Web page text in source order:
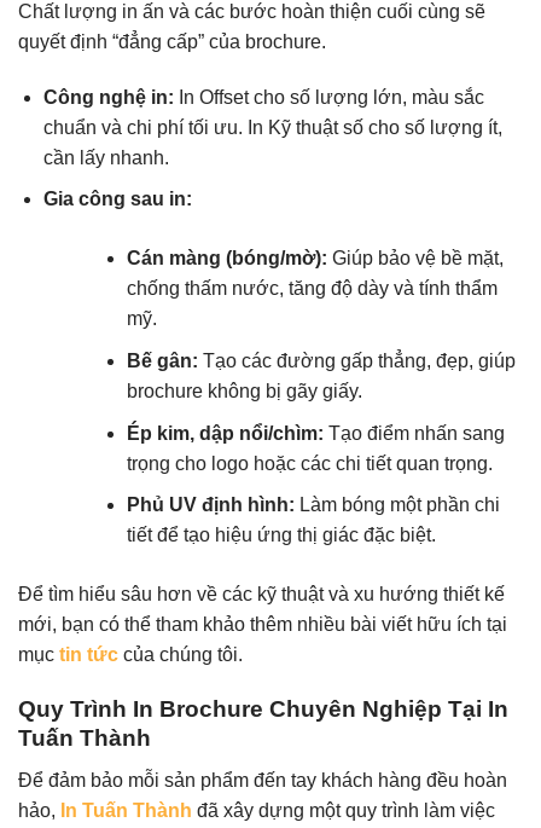
Chất lượng in ấn và các bước hoàn thiện cuối cùng sẽ
quyết định “đẳng cấp” của brochure.
Công nghệ in: In Offset cho số lượng lớn, màu sắc
chuẩn và chi phí tối ưu. In Kỹ thuật số cho số lượng ít,
cần lấy nhanh.
Gia công sau in:
Cán màng (bóng/mờ): Giúp bảo vệ bề mặt,
chống thấm nước, tăng độ dày và tính thẩm
mỹ.
Bế gân: Tạo các đường gấp thẳng, đẹp, giúp
brochure không bị gãy giấy.
Ép kim, dập nổi/chìm: Tạo điểm nhấn sang
trọng cho logo hoặc các chi tiết quan trọng.
Phủ UV định hình: Làm bóng một phần chi
tiết để tạo hiệu ứng thị giác đặc biệt.
Để tìm hiểu sâu hơn về các kỹ thuật và xu hướng thiết kế
mới, bạn có thể tham khảo thêm nhiều bài viết hữu ích tại
mục tin tức của chúng tôi.
Quy Trình In Brochure Chuyên Nghiệp Tại In
Tuấn Thành
Để đảm bảo mỗi sản phẩm đến tay khách hàng đều hoàn
hảo, In Tuấn Thành đã xây dựng một quy trình làm việc